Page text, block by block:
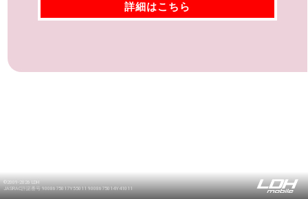
詳細はこちら
©2009-2026 LDH
JASRAC許諾番号 9008675017Y55011 9008675014Y41011